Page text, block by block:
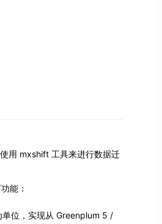
用 mxshift 工具来进行数据迁
能：
位，实现从 Greenplum 5 /